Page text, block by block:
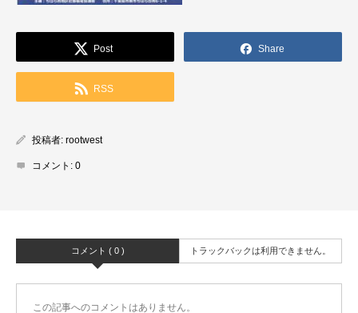
Post Share
RSS
投稿者: rootwest
コメント: 0
コメント ( 0 ) トラックバックは利用できません。
この記事へのコメントはありません。